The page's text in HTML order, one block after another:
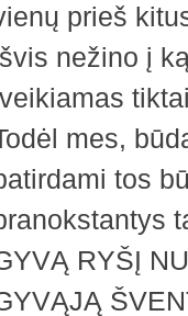
prieš
nežino į
mes,
tos
RYŠĮ